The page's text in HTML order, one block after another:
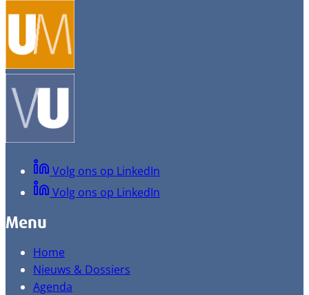
Volg ons op LinkedIn
Volg ons op LinkedIn
Menu
Home
Nieuws & Dossiers
Agenda